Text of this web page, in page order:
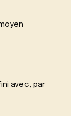
avec, par